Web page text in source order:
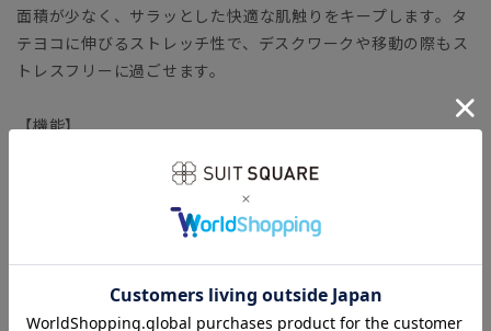
面積が少なく、サラッとした快適な肌触りをキープします。タ
テヨコに伸びるストレッチ性で、デスクワークや移動の際もス
トレスフリーに過ごせます。
【機能】
ストレッチ／優れた伸縮性により快適な着心地を叶えます。
防シワ／着用中シワになりにくく、洗濯後に残りがちなシワも
速乾／汗をかいてもさらりとした着心地が持続、お手入れの時
短にも繋がります。